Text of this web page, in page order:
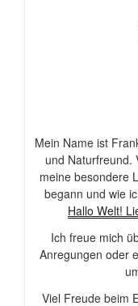
Mein Name ist
und Naturfreund.
meine besondere
begann und wie
Hallo Welt!
Ich freue mich
Anregungen oder
Viel Freude beim